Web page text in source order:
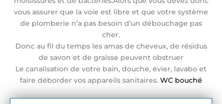
vous assurer que la voie est libre et que votre système
de plomberie n’a pas besoin d’un débouchage pas
cher.
Donc au fil du temps les amas de cheveux, de résidus
de savon et de graisse peuvent obstruer
Le canalisation de votre bain, douche, évier, lavabo et
faire déborder vos appareils sanitaires. WC bouché